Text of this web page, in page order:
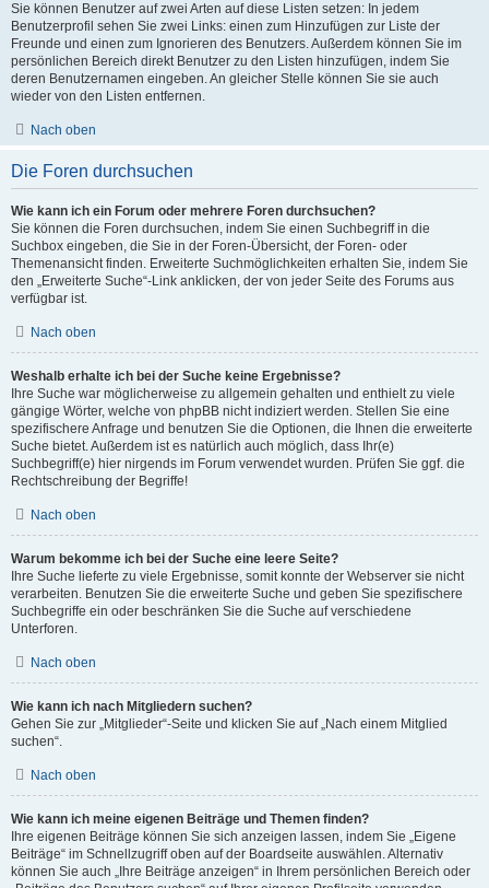
Sie können Benutzer auf zwei Arten auf diese Listen setzen: In jedem
Benutzerprofil sehen Sie zwei Links: einen zum Hinzufügen zur Liste der
Freunde und einen zum Ignorieren des Benutzers. Außerdem können Sie im
persönlichen Bereich direkt Benutzer zu den Listen hinzufügen, indem Sie
deren Benutzernamen eingeben. An gleicher Stelle können Sie sie auch
wieder von den Listen entfernen.
Nach oben
Die Foren durchsuchen
Wie kann ich ein Forum oder mehrere Foren durchsuchen?
Sie können die Foren durchsuchen, indem Sie einen Suchbegriff in die
Suchbox eingeben, die Sie in der Foren-Übersicht, der Foren- oder
Themenansicht finden. Erweiterte Suchmöglichkeiten erhalten Sie, indem Sie
den „Erweiterte Suche“-Link anklicken, der von jeder Seite des Forums aus
verfügbar ist.
Nach oben
Weshalb erhalte ich bei der Suche keine Ergebnisse?
Ihre Suche war möglicherweise zu allgemein gehalten und enthielt zu viele
gängige Wörter, welche von phpBB nicht indiziert werden. Stellen Sie eine
spezifischere Anfrage und benutzen Sie die Optionen, die Ihnen die erweiterte
Suche bietet. Außerdem ist es natürlich auch möglich, dass Ihr(e)
Suchbegriff(e) hier nirgends im Forum verwendet wurden. Prüfen Sie ggf. die
Rechtschreibung der Begriffe!
Nach oben
Warum bekomme ich bei der Suche eine leere Seite?
Ihre Suche lieferte zu viele Ergebnisse, somit konnte der Webserver sie nicht
verarbeiten. Benutzen Sie die erweiterte Suche und geben Sie spezifischere
Suchbegriffe ein oder beschränken Sie die Suche auf verschiedene
Unterforen.
Nach oben
Wie kann ich nach Mitgliedern suchen?
Gehen Sie zur „Mitglieder“-Seite und klicken Sie auf „Nach einem Mitglied
suchen“.
Nach oben
Wie kann ich meine eigenen Beiträge und Themen finden?
Ihre eigenen Beiträge können Sie sich anzeigen lassen, indem Sie „Eigene
Beiträge“ im Schnellzugriff oben auf der Boardseite auswählen. Alternativ
können Sie auch „Ihre Beiträge anzeigen“ in Ihrem persönlichen Bereich oder